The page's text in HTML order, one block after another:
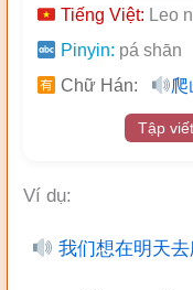
Tiếng Việt: Leo
Pinyin: pá shān
Chữ Hán:
爬
Tập
Ví dụ:
我们想在明天去